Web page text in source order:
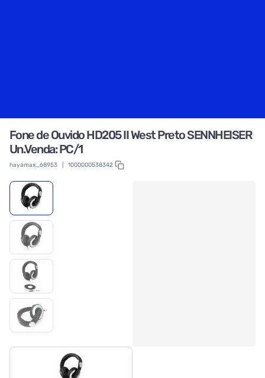
Fone de Ouvido HD205 II West Preto SENNHEISER
Un.Venda: PC/1
hayamax_68953 1000000538342